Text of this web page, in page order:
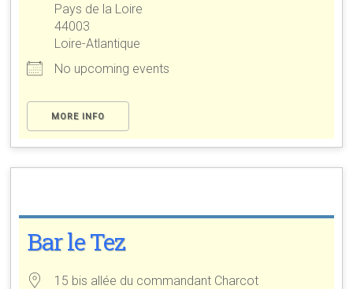
Pays de la Loire
44003
Loire-Atlantique
No upcoming events
MORE INFO
Bar le Tez
15 bis allée du commandant Charcot